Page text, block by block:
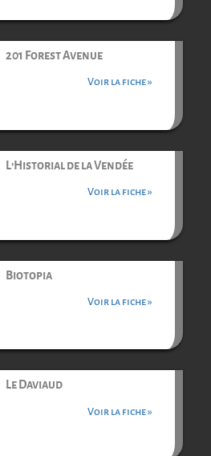
201 Forest Avenue
Voir la fiche »
L’Historial de la Vendée
Voir la fiche »
Biotopia
Voir la fiche »
Le Daviaud
Voir la fiche »